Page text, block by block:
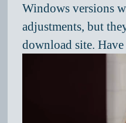
Windows versions
adjustments, but
download site.